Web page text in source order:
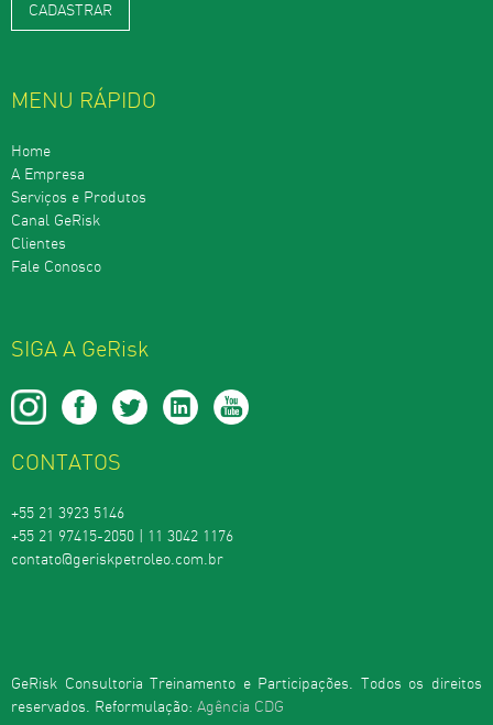
MENU RÁPIDO
Home
A Empresa
Serviços e Produtos
Canal GeRisk
Clientes
Fale Conosco
SIGA A GeRisk
CONTATOS
+55 21 3923 5146
+55 21 97415-2050 | 11 3042 1176
contato@geriskpetroleo.com.br
GeRisk Consultoria Treinamento e Participações. Todos os direitos
reservados. Reformulação: Agência CDG